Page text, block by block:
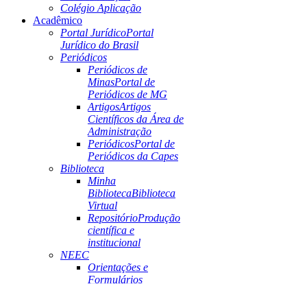
Colégio Aplicação
Acadêmico
Portal JurídicoPortal
Jurídico do Brasil
Periódicos
Periódicos de
MinasPortal de
Periódicos de MG
ArtigosArtigos
Científicos da Área de
Administração
PeriódicosPortal de
Periódicos da Capes
Biblioteca
Minha
BibliotecaBiblioteca
Virtual
RepositórioProdução
científica e
institucional
NEEC
Orientações e
Formulários